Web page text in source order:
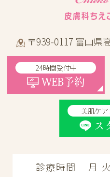
〒939-0117 富山県
24時間受付中
WEB予約
美肌ケ
ス
診療時間 月 火